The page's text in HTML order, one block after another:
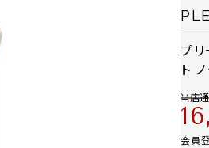
プ
ト
当店
会員